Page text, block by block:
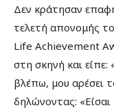
Δεν κράτησαν
τελετή απονομής
Life Achievement
στη σκηνή και είπε:
βλέπω, μου αρέσει
δηλώνοντας: «Είσαι